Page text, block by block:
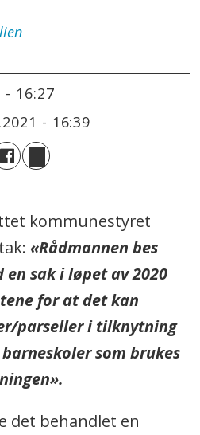
- 16:27
- 16:39
kommunestyret
«Rådmannen bes
sak i løpet av 2020
for at det kan
parseller i tilknytning
som brukes
det behandlet en